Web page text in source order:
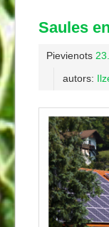
Saules
Pievienots
autors: